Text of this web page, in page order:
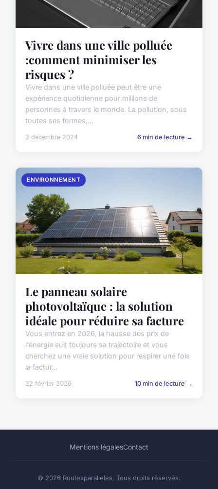
Vivre dans une ville polluée
:comment minimiser les
risques ?
Vivre dans une ville polluée peut être une
expérience quotidienne pour millions de
personnes à travers le monde. La pollution, sous
toutes ses formes,...
3 décembre 2024 6 min de lecture →
ENVIRONNEMENT
Le panneau solaire
photovoltaïque : la solution
idéale pour réduire sa facture
Vous entrez en 2026, la hausse des prix de
l'énergie suit toujours sa trajectoire et vous
cherchez une vraie solution pour respirer une fois
la factur...
22 février 2026 10 min de lecture →
Mentions légalesContact
© 2026 Routesparalleles. Tous droits réservés.